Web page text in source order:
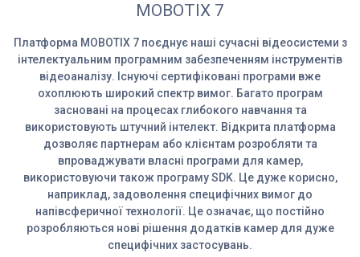
MOBOTIX 7
Платформа MOBOTIX 7 поєднує наші сучасні відеосистеми з
інтелектуальним програмним забезпеченням інструментів
відеоаналізу. Існуючі сертифіковані програми вже
охоплюють широкий спектр вимог. Багато програм
засновані на процесах глибокого навчання та
використовують штучний інтелект. Відкрита платформа
дозволяє партнерам або клієнтам розробляти та
впроваджувати власні програми для камер,
використовуючи також програму SDK. Це дуже корисно,
наприклад, задоволення специфічних вимог до
напівсферичної технології. Це означає, що постійно
розробляються нові рішення додатків камер для дуже
специфічних застосувань.